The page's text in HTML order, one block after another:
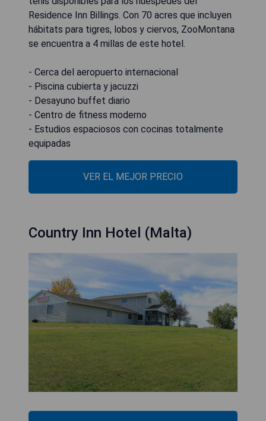
Residence Inn Billings. Con 70 acres que incluyen
hábitats para tigres, lobos y ciervos, ZooMontana
se encuentra a 4 millas de este hotel.
- Cerca del aeropuerto internacional
- Piscina cubierta y jacuzzi
- Desayuno buffet diario
- Centro de fitness moderno
- Estudios espaciosos con cocinas totalmente
equipadas
VER EL MEJOR PRECIO
Country Inn Hotel (Malta)